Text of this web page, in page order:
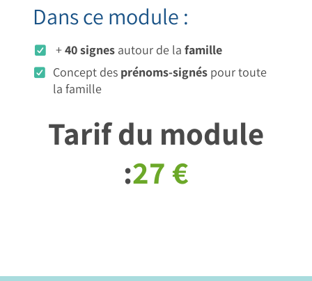
Dans ce module :
+40 signes autour de la famille
Concept des prénoms-signés pour toute
la famille
Tarif du module
:27 €